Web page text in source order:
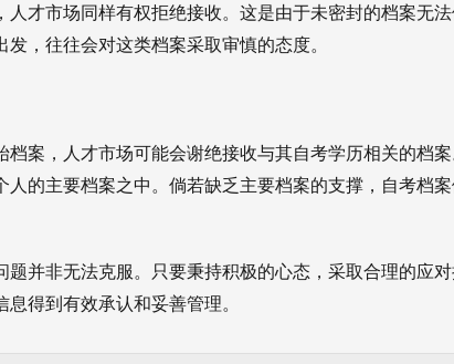
才市场同样有权拒绝接收。这是由于未密封的档案无
，往往会对这类档案采取审慎的态度。
案，人才市场可能会谢绝接收与其自考学历相关的档案
的主要档案之中。倘若缺乏主要档案的支撑，自考档
并非无法克服。只要秉持积极的心态，采取合理的应
得到有效承认和妥善管理。